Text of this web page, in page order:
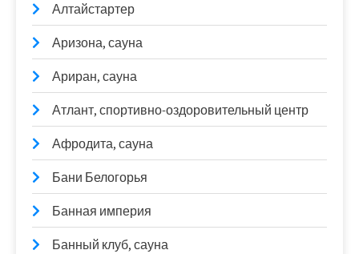
Алтайстартер
Аризона, сауна
Ариран, сауна
Атлант, спортивно-оздоровительный центр
Афродита, сауна
Бани Белогорья
Банная империя
Банный клуб, сауна